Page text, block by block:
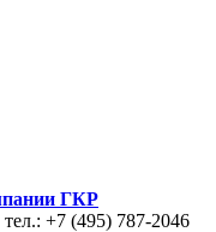
ГКР
+7 (495) 787-2046